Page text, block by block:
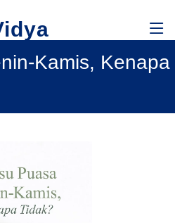
Kamis, Kenapa